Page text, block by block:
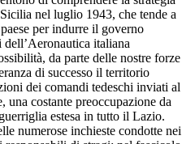
nel luglio 1943, che tende a
per indurre il governo
italiana
da parte delle nostre forze
di successo il territorio
dei comandi tedeschi inviati al
una costante preoccupazione da
estesa in tutto il Lazio.
numerose inchieste condotte nei